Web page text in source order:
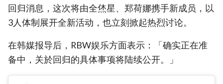
回归消息，这次将由全烋星、郑荷娜携手新成员，以
3人体制展开全新活动，也立刻掀起热烈讨论。
在韩媒报导后，RBW娱乐方面表示：「确实正在准
备中，关於回归的具体事项将陆续公开。」